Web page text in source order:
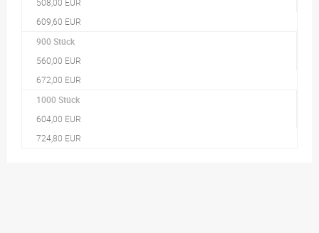
609,60 EUR
900 Stück
560,00 EUR
672,00 EUR
1000 Stück
604,00 EUR
724,80 EUR